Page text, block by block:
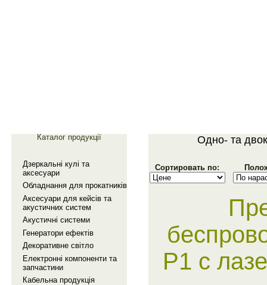
Каталог продукції
Дзеркальнi кулi та
аксесуари
Обладнання для прокатникiв
Аксесуари для кейсiв та
акустичних систем
Акустичнi системи
Генератори ефектiв
Декоративне свiтло
Електроннi компоненти та
запчастини
Кабельна продукцiя
Одно- та
Сортировать по:
P1 с